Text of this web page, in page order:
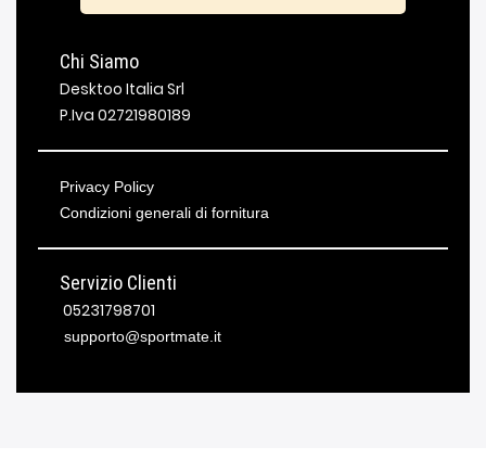
Chi Siamo
Desktoo Italia Srl
P.Iva 02721980189
Privacy Policy
Condizioni generali di fornitura
Servizio Clienti
05231798701
supporto@sportmate.it